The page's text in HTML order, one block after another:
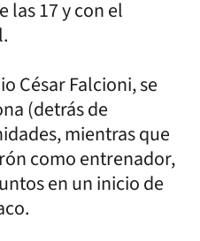
las 17 y con el
César Falcioni, se
(detrás de
mientras que
como entrenador,
en un inicio de